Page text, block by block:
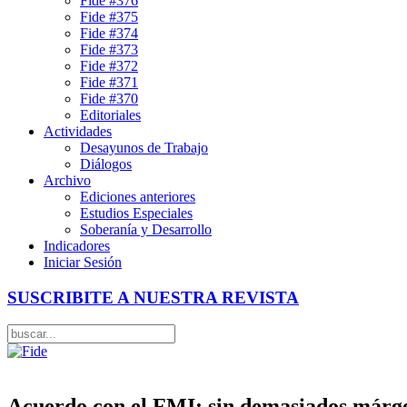
Fide #375
Fide #374
Fide #373
Fide #372
Fide #371
Fide #370
Editoriales
Actividades
Desayunos de Trabajo
Diálogos
Archivo
Ediciones anteriores
Estudios Especiales
Soberanía y Desarrollo
Indicadores
Iniciar Sesión
SUSCRIBITE A NUESTRA REVISTA